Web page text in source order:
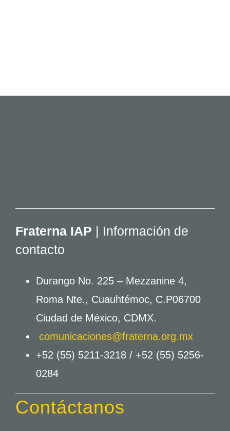
Fraterna IAP | Información de
contacto
Durango No. 225 – Mezzanine 4,
Roma Nte., Cuauhtémoc, C.P06700
Ciudad de México, CDMX.
comunicaciones@fraterna.org.mx
+52 (55) 5211-3218 / +52 (55) 5256-
0284
Contáctanos